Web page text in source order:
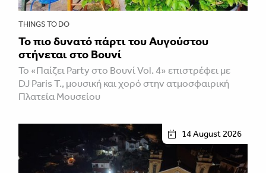
THINGS TO DO
Το πιο δυνατό πάρτι του Αυγούστου
στήνεται στο Βουνί
Το «Παίζει Party στο Βουνί Vol. 4» επιστρέφει με
DJ Paris T., μουσική και χορό στην ατμοσφαιρική
Πλατεία Μουσείου
14 August 2026